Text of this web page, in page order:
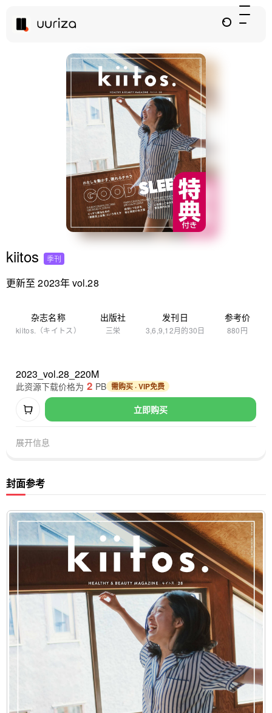
kiitos 季刊
更新至 2023年 vol.28
杂志名称
kiitos.（キイトス）
出版社
三栄
发刊日
3,6,9,12月的30日
参考价
880円
2023_vol.28_220M
立即购买
此资源下载价格为 2 PB 需购买 · VIP免费
展开信息
封面参考